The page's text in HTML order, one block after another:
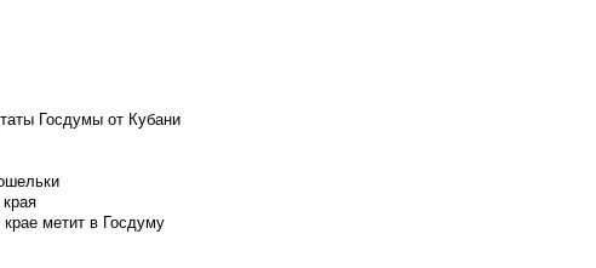
Госдумы от Кубани
метит в Госдуму